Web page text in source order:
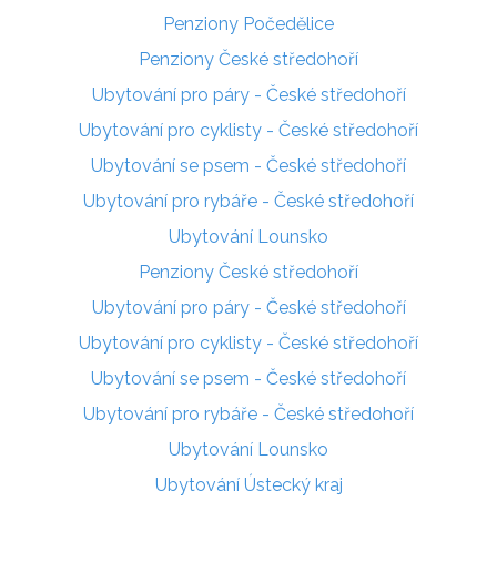
Penziony Počedělice
Penziony České středohoří
Ubytování pro páry - České středohoří
Ubytování pro cyklisty - České středohoří
Ubytování se psem - České středohoří
Ubytování pro rybáře - České středohoří
Ubytování Lounsko
Penziony České středohoří
Ubytování pro páry - České středohoří
Ubytování pro cyklisty - České středohoří
Ubytování se psem - České středohoří
Ubytování pro rybáře - České středohoří
Ubytování Lounsko
Ubytování Ústecký kraj